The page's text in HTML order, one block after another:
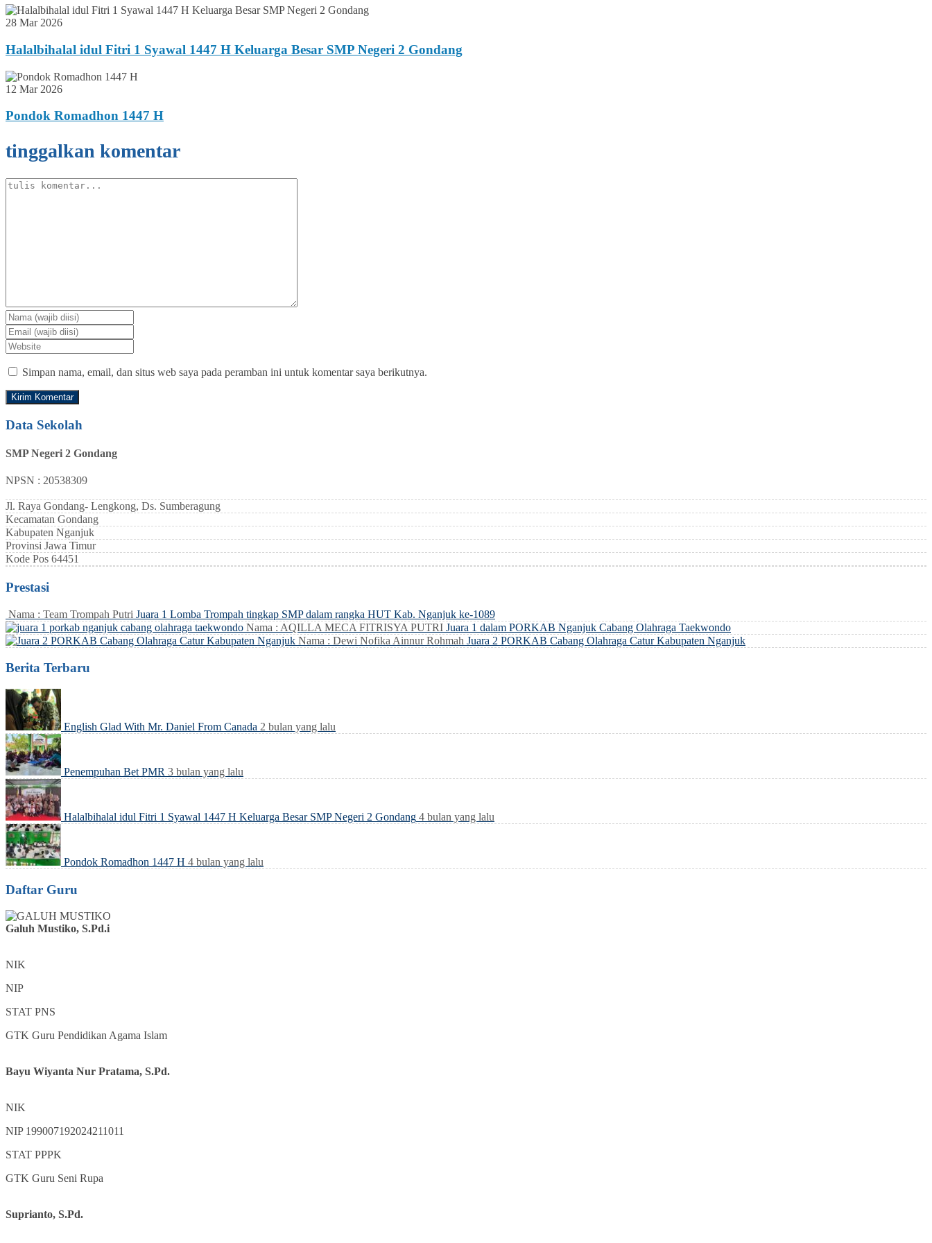
28 Mar 2026
Halalbihalal idul Fitri 1 Syawal 1447 H Keluarga Besar SMP Negeri 2 Gondang
12 Mar 2026
Pondok Romadhon 1447 H
tinggalkan komentar
Simpan nama, email, dan situs web saya pada peramban ini untuk komentar saya berikutnya.
Data Sekolah
SMP Negeri 2 Gondang
NPSN : 20538309
Jl. Raya Gondang- Lengkong, Ds. Sumberagung
Kecamatan Gondang
Kabupaten Nganjuk
Provinsi Jawa Timur
Kode Pos 64451
Prestasi
Nama : Team Trompah Putri Juara 1 Lomba Trompah tingkap SMP dalam rangka HUT Kab. Nganjuk ke-1089
Nama : AQILLA MECA FITRISYA PUTRI Juara 1 dalam PORKAB Nganjuk Cabang Olahraga Taekwondo
Nama : Dewi Nofika Ainnur Rohmah Juara 2 PORKAB Cabang Olahraga Catur Kabupaten Nganjuk
Berita Terbaru
English Glad With Mr. Daniel From Canada 2 bulan yang lalu
Penempuhan Bet PMR 3 bulan yang lalu
Halalbihalal idul Fitri 1 Syawal 1447 H Keluarga Besar SMP Negeri 2 Gondang 4 bulan yang lalu
Pondok Romadhon 1447 H 4 bulan yang lalu
Daftar Guru
Galuh Mustiko, S.Pd.i
NIK
NIP
STAT PNS
GTK Guru Pendidikan Agama Islam
Bayu Wiyanta Nur Pratama, S.Pd.
NIK
NIP 199007192024211011
STAT PPPK
GTK Guru Seni Rupa
Suprianto, S.Pd.